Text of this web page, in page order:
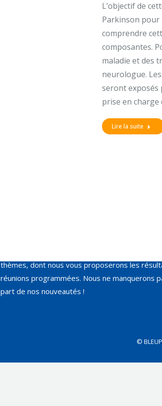
L’objectif de
Parkinson pour
comprendre
composantes.
maladie et des
neurologue.
seront exposés
prise en
Lire la suite
thèmes, dont nous vous proposerons les
réunions programmées. Nous ne manquerons
part de nos nouveautés !
©